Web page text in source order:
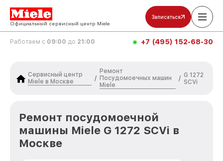
Официальный сервисный центр Miele
Записаться
Работаем с 09:00 до 21:00 +7 (495) 152-68-30
Сервисный центр
Miele в Москве
/
Ремонт
Посудомоечных машин
Miele
/ G 1272
SCVi
Ремонт посудомоечной
машины Miele G 1272 SCVi в
Москве